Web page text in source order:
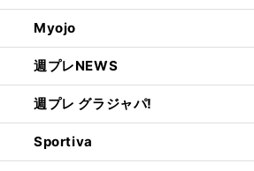
Myojo
週プレNEWS
週プレ グラジャパ!
Sportiva